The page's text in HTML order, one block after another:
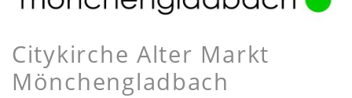
Citykirche Alter Markt
Mönchengladbach